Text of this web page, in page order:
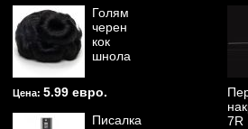
Голям
черен
кок
шнола
Цена: 5.99 евро.
Писалка
7R